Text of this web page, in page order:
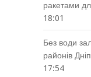
ракетами
18:01
Без води
районів
17:54